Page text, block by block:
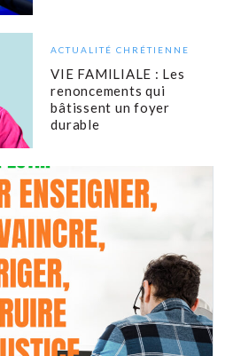
ACTUALITÉ CHRÉTIENNE
VIE FAMILIALE : Les
renoncements qui
bâtissent un foyer
durable